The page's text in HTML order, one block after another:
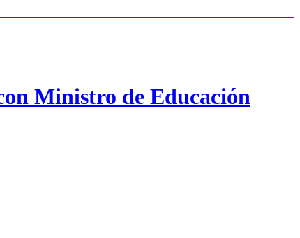
Ministro de Educación